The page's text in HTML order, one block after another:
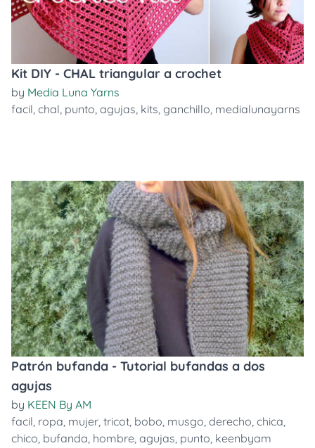
Kit DIY - CHAL triangular a crochet
by Media Luna Yarns
facil, chal, punto, agujas, kits, ganchillo, medialunayarns
Patrón bufanda - Tutorial bufandas a dos
agujas
by KEEN By AM
facil, ropa, mujer, tricot, bobo, musgo, derecho, chica,
chico, bufanda, hombre, agujas, punto, keenbyam